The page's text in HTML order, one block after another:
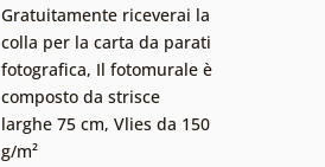
Gratuitamente riceverai la
colla per la carta da parati
fotografica, Il fotomurale è
composto da strisce
larghe 75 cm, Vlies da 150
g/m²